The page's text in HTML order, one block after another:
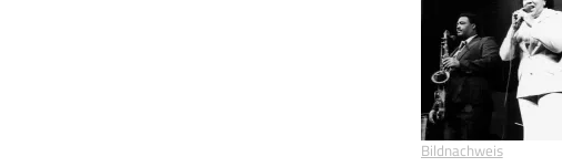
Bildnachweis